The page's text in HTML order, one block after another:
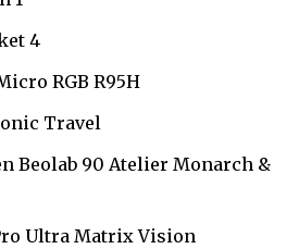
4
RGB R95H
Travel
Beolab 90 Atelier Monarch &
Ultra Matrix Vision